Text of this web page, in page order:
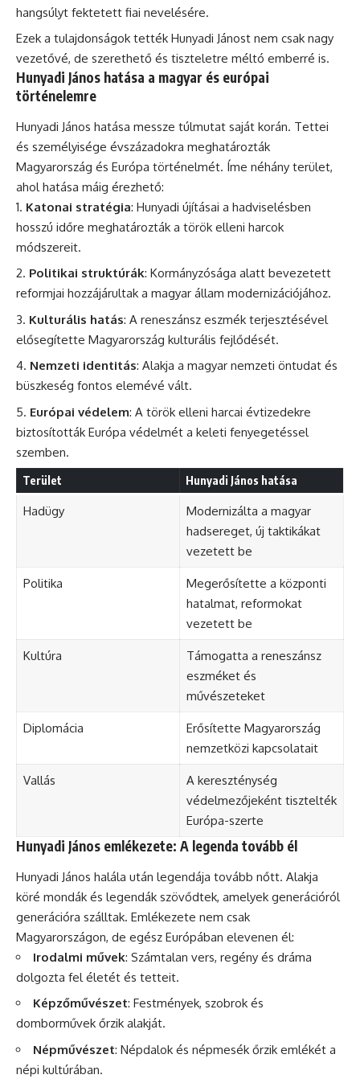
hangsúlyt fektetett fiai nevelésére.
Ezek a tulajdonságok tették Hunyadi Jánost nem csak nagy
vezetővé, de szerethető és tiszteletre méltó emberré is.
Hunyadi János hatása a magyar és európai
történelemre
Hunyadi János hatása messze túlmutat saját korán. Tettei
és személyisége évszázadokra meghatározták
Magyarország és Európa történelmét. Íme néhány terület,
ahol hatása máig érezhető:
Katonai stratégia: Hunyadi újításai a hadviselésben
hosszú időre meghatározták a török elleni harcok
módszereit.
Politikai struktúrák: Kormányzósága alatt bevezetett
reformjai hozzájárultak a magyar állam modernizációjához.
Kulturális hatás: A reneszánsz eszmék terjesztésével
elősegítette Magyarország kulturális fejlődését.
Nemzeti identitás: Alakja a magyar nemzeti öntudat és
büszkeség fontos elemévé vált.
Európai védelem: A török elleni harcai évtizedekre
biztosították Európa védelmét a keleti fenyegetéssel
szemben.
Terület Hunyadi János hatása
Hadügy
Modernizálta a magyar
hadsereget, új taktikákat
vezetett be
Politika
Megerősítette a központi
hatalmat, reformokat
vezetett be
Kultúra
Támogatta a reneszánsz
eszméket és
művészeteket
Diplomácia
Erősítette Magyarország
nemzetközi kapcsolatait
Vallás
A kereszténység
védelmezőjeként tisztelték
Európa-szerte
Hunyadi János emlékezete: A legenda tovább él
Hunyadi János halála után legendája tovább nőtt. Alakja
köré mondák és legendák szövődtek, amelyek generációról
generációra szálltak. Emlékezete nem csak
Magyarországon, de egész Európában elevenen él:
Irodalmi művek: Számtalan vers, regény és dráma
dolgozta fel életét és tetteit.
Képzőművészet: Festmények, szobrok és
domborművek őrzik alakját.
Népművészet: Népdalok és népmesék őrzik emlékét a
népi kultúrában.